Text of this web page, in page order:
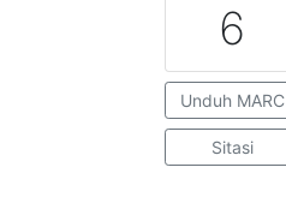
6
Unduh MARC
Sitasi